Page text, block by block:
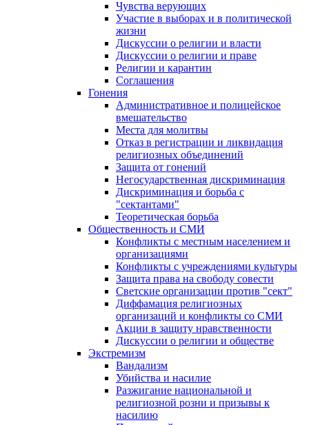
Чувства верующих
Участие в выборах и в политической
жизни
Дискуссии о религии и власти
Дискуссии о религии и праве
Религии и карантин
Соглашения
Гонения
Административное и полицейское
вмешательство
Места для молитвы
Отказ в регистрации и ликвидация
религиозных объединений
Защита от гонений
Негосударственная дискриминация
Дискриминация и борьба с
"сектантами"
Теоретическая борьба
Общественность и СМИ
Конфликты с местным населением и
организациями
Конфликты с учреждениями культуры
Защита права на свободу совести
Светские организации против "сект"
Диффамация религиозных
организаций и конфликты со СМИ
Акции в защиту нравственности
Дискуссии о религии и обществе
Экстремизм
Вандализм
Убийства и насилие
Разжигание национальной и
религиозной розни и призывы к
насилию